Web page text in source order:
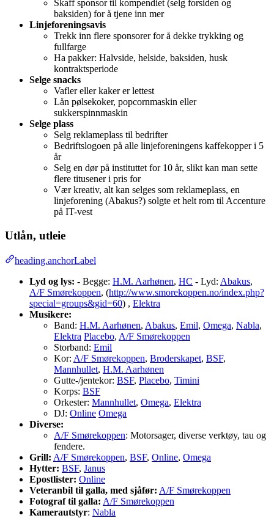
Skaff sponsor til kompendiet (selg forsiden og
baksiden) for å tjene inn mer
Linjeforeningsavis
Trekk inn flere sponsorer for å dekke trykking og
fullfarge
Ha pakker: Halvside, helside, baksiden, husk
kontraktsperiode
Selge snacks
Vafler eller kaker er lettest
Lån pølsekoker, popcornmaskin eller
sukkerspinnmaskin
Selge plass
Selg reklameplass til bedrifter
Bedriftslogoen på alle linjeforeningens kaffekopper i 5
år
Selg en dør på instituttet for 10 år, slikt kan man sette
flere titusener i pris for
Vær kreativ, alt kan selges som reklameplass, en
linjeforening (Abakus?) solgte et helt rom til Accenture
på IT-vest
Utlån, utleie
heading.anchorLabel
Lyd og lys: - Begge: H.M. Aarhønen, HC - Lyd: Abakus,
A/F Smørekoppen, (http://www.smorekoppen.no/index.php?
special=groups&gid=60) , Elektra
Musikere:
Band: H.M. Aarhønen, Abakus, Emil, Omega, Nabla,
Elektra Placebo, A/F Smørekoppen
Storband: Emil
Kor: A/F Smørekoppen, Broderskapet, BSF,
Mannhullet, H.M. Aarhønen
Gutte-/jentekor: BSF, Placebo, Timini
Korps: BSF
Orkester: Mannhullet, Omega, Elektra
DJ: Online Omega
Diverse:
A/F Smørekoppen: Motorsager, diverse verktøy, tau og
fendere.
Grill: A/F Smørekoppen, BSF, Online, Omega
Hytter: BSF, Janus
Epostlister: Online
Veteranbil til galla, med sjåfør: A/F Smørekoppen
Fotograf til galla: A/F Smørekoppen
Kamerautstyr: Nabla